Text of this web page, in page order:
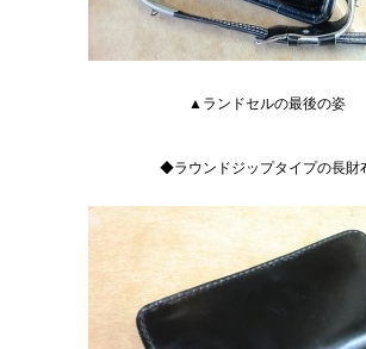
▲ランドセルの最後の姿
◆ラウンドジップタイプの長財